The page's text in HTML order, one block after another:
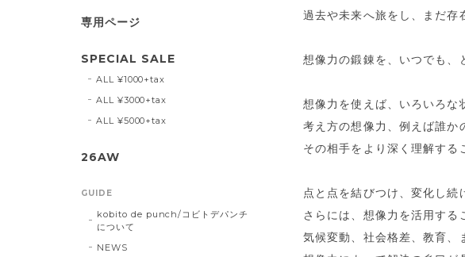
過去や未来へ旅をし、まだ存
想像力の鍛錬を、いつでも、
想像力を使えば、いろいろな
考え方の想像力、例えば誰か
その相手をより深く理解する
点と点を結びつけ、変化し続
さらには、想像力を活用する
気候変動、社会格差、教育、
専用ページ
SPECIAL SALE
ALL ¥1000+tax
ALL ¥3000+tax
ALL ¥5000+tax
26AW
GUIDE
kobito de punch/コビトデパンチ
について
NEWS